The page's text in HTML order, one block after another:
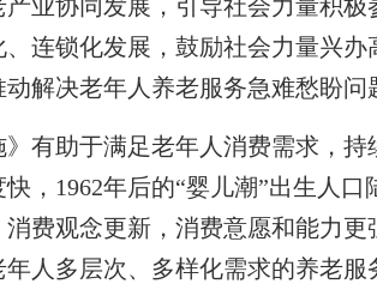
业协同发展，引导社会力量积
连锁化发展，鼓励社会力量兴
解决老年人养老服务急难愁盼
助于满足老年人消费需求，持
，1962年后的“婴儿潮”出生人
费观念更新，消费意愿和能力
人多层次、多样化需求的养老